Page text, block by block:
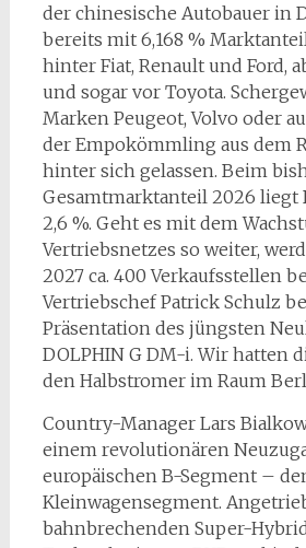
der chinesische Autobauer in
bereits mit 6,168 %
hinter Fiat, Renault und Ford,
und sogar vor Toyota.
Marken Peugeot, Volvo oder
der Empokömmling aus dem
hinter sich gelassen. Beim
Gesamtmarktanteil 2026 liegt
2,6 %. Geht es mit dem
Vertriebsnetzes so weiter,
2027 ca. 400 Verkaufsstellen
Vertriebschef Patrick Schulz
Präsentation des jüngsten
DOLPHIN G DM-i. Wir hatten
den Halbstromer im Raum
Country-Manager Lars
einem revolutionären
europäischen B-Segment –
Kleinwagensegment.
bahnbrechenden Super-